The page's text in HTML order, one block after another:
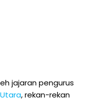
jajaran pengurus
, rekan-rekan